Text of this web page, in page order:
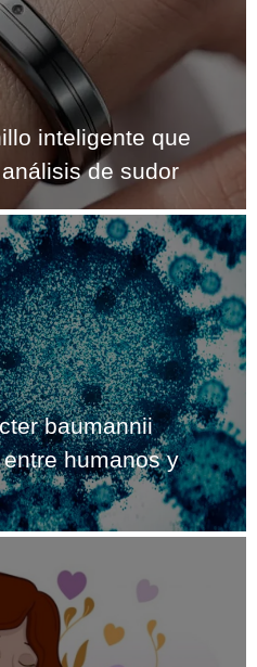
inteligente que
de sudor
baumannii
humanos y